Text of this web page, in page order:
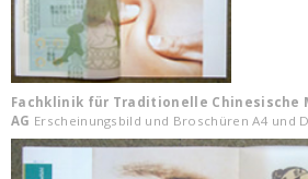
Fachklinik für Traditionelle Chinesische
AG Erscheinungsbild und Broschüren A4 und